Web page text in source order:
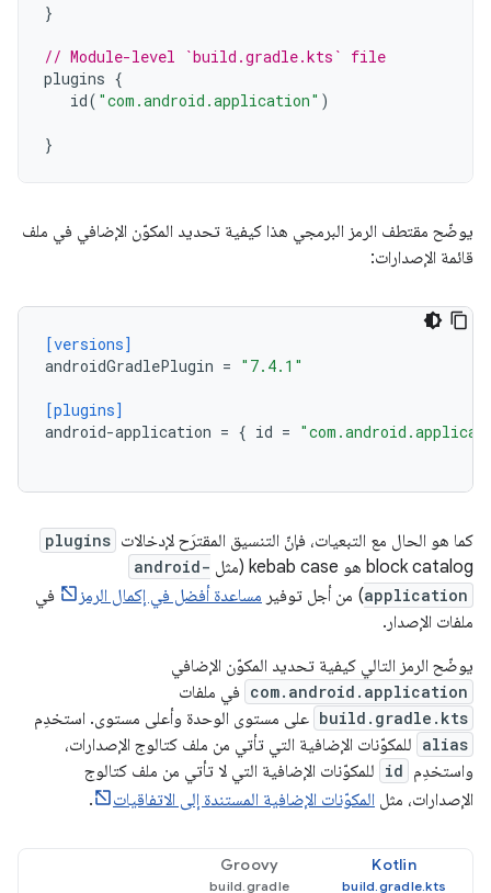
}
// Module-level `build.gradle.kts` file
plugins {
id( "com.android.application" )
}
يوضّح مقتطف الرمز البرمجي هذا كيفية تحديد المكوّن الإضافي في ملف
قائمة الإصدارات:
[versions]
androidGradlePlugin = "7.4.1"
[plugins]
android-application = { id =
كما هو الحال مع التبعيات، فإنّ التنسيق المقترَح لإدخالات plugins
block catalog هو kebab case (مثل
android-
application) من أجل توفير مساعدة أفضل في إكمال الرمز
في
ملفات الإصدار.
يوضّح الرمز التالي كيفية تحديد المكوّن الإضافي
com.android.application في ملفات
build.gradle.kts على مستوى الوحدة وأعلى مستوى. استخدِم
alias للمكوّنات الإضافية التي تأتي من ملف كتالوج الإصدارات،
واستخدِم id للمكوّنات الإضافية التي لا تأتي من ملف كتالوج
الإصدارات، مثل المكوّنات الإضافية المستندة إلى الاتفاقيات .
Kotlin
Groovy